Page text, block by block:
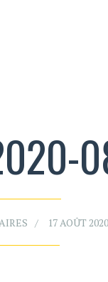
17 AOÛT 2020